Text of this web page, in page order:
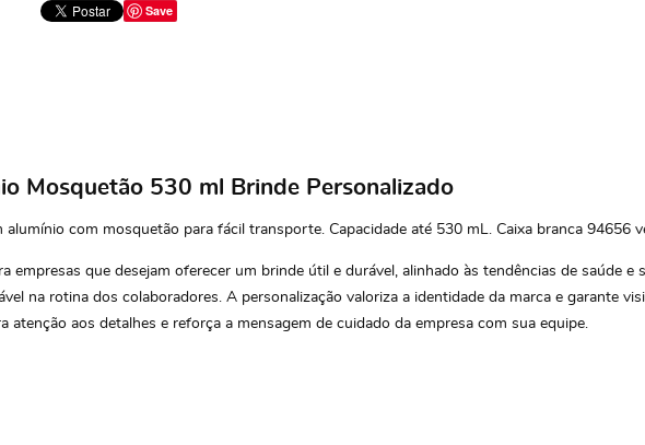
Save
Mosquetão 530 ml Brinde Personalizado
alumínio com mosquetão para fácil transporte. Capacidade até 530 mL. Caixa branca 94656
empresas que desejam oferecer um brinde útil e durável, alinhado às tendências de saúde
na rotina dos colaboradores. A personalização valoriza a identidade da marca e garante
aos detalhes e reforça a mensagem de cuidado da empresa com sua equipe.